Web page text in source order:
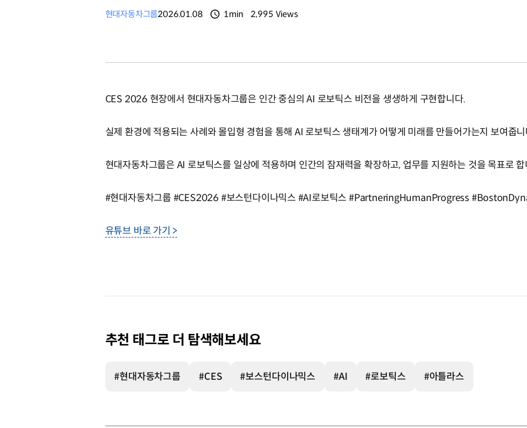
현대자동차그룹2026.01.08 1min 2,995 Views
CES 2026 현장에서 현대자동차그룹은 인간 중심의 AI 로보틱스 비전을 생생하게 구현합니다.
실제 환경에 적용되는 사례와 몰입형 경험을 통해 AI 로보틱스 생태계가 어떻게 미래를 만들어가는지 보여줍니
현대자동차그룹은 AI 로보틱스를 일상에 적용하며 인간의 잠재력을 확장하고, 업무를 지원하는 것을 목표로 합
#현대자동차그룹 #CES2026 #보스턴다이나믹스 #AI로보틱스 #PartneringHumanProgress
유튜브 바로 가기 >
추천 태그로 더 탐색해보세요
#현대자동차그룹 #CES #보스턴다이나믹스 #AI #로보틱스 #아틀라스